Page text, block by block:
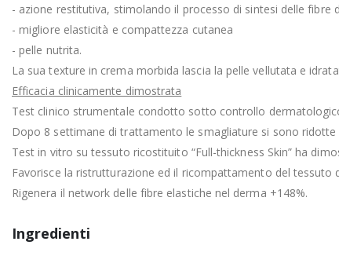
- azione restitutiva, stimolando il processo di sintesi delle fibre
- migliore elasticità e compattezza cutanea
- pelle nutrita.
La sua texture in crema morbida lascia la pelle vellutata e
Efficacia clinicamente dimostrata
Test clinico strumentale condotto sotto controllo
Dopo 8 settimane di trattamento le smagliature si sono
Test in vitro su tessuto ricostituito “Full-thickness Skin” ha
Favorisce la ristrutturazione ed il ricompattamento del tessuto
Rigenera il network delle fibre elastiche nel derma +148%.
Ingredienti